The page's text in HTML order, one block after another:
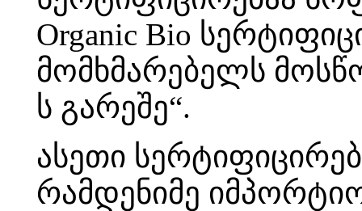
Organic Bio
მომხმარებელს
ს გარეშე“.
ასეთი
რამდენიმე